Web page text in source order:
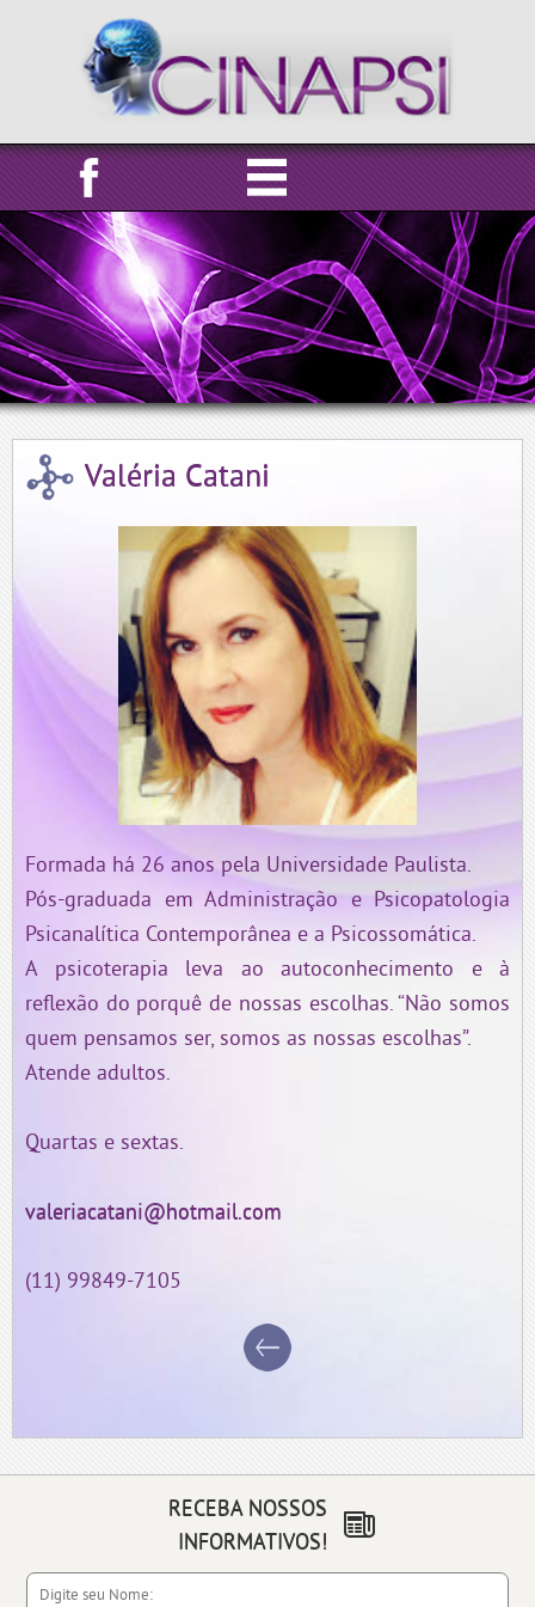
Valéria Catani
Formada há 26 anos pela Universidade Paulista.
Pós-graduada em Administração e Psicopatologia
Psicanalítica Contemporânea e a Psicossomática.
A psicoterapia leva ao autoconhecimento e à
reflexão do porquê de nossas escolhas. “Não somos
quem pensamos ser, somos as nossas escolhas”.
Atende adultos.
Quartas e sextas.
valeriacatani@hotmail.com
(11) 99849-7105
RECEBA NOSSOS
INFORMATIVOS!